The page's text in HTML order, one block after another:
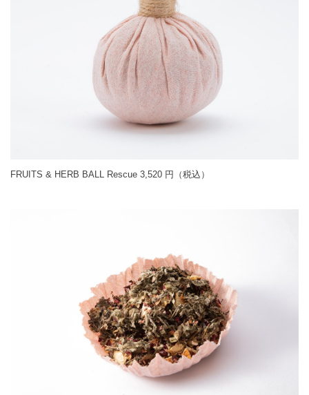
FRUITS & HERB BALL Rescue 3,520 円（税込）